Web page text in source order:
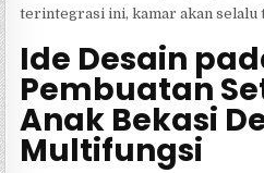
terintegrasi ini, kamar akan
Ide Desain
Pembuatan
Anak Bekasi
Multifungsi